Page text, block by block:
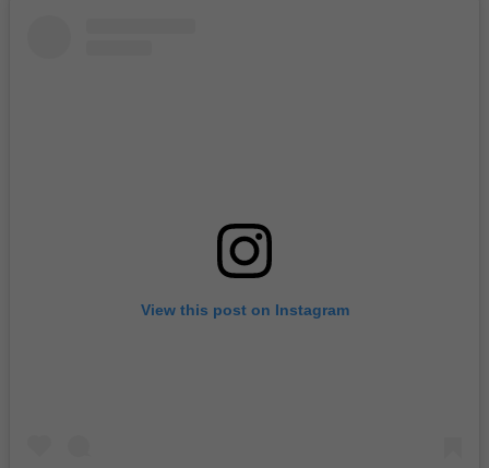
View this post on Instagram